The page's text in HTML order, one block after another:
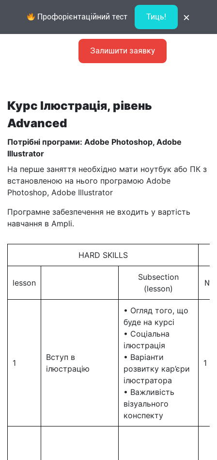
Профорієнтаційний тест Тиць! ×
Залишити заявку
Курс Ілюстрація, рівень
Advanced
Потрібні програми: Adobe Photoshop, Adobe
Illustrator
На перше заняття необхідно мати ноутбук або ПК з
встановленою на нього програмою Adobe
Photoshop, Adobe Illustrator
Програмне забезпечення не входить у вартість
навчання в Ampli.
HARD SKILLS
lesson
Subsection
(lesson)
№
1
Вступ в
ілюстрацію
• Огляд того, що
буде на курсі
• Соціальна
ілюстрація
• Варіанти
розвитку кар’єри
ілюстратора
• Важливість
візуального
конспекту
1